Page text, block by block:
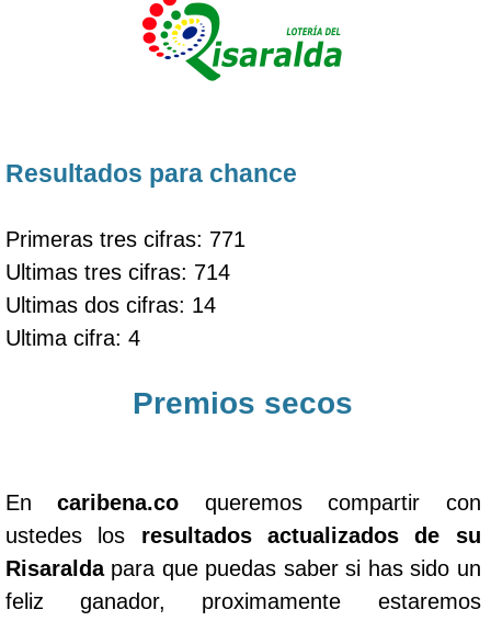
Resultados para chance
Primeras tres cifras: 771
Ultimas tres cifras: 714
Ultimas dos cifras: 14
Ultima cifra: 4
Premios secos
Encaribena.co queremos compartir con
ustedes los resultados actualizados de su
Risaraldapara que puedas saber si has sido un
feliz ganador, proximamente estaremos